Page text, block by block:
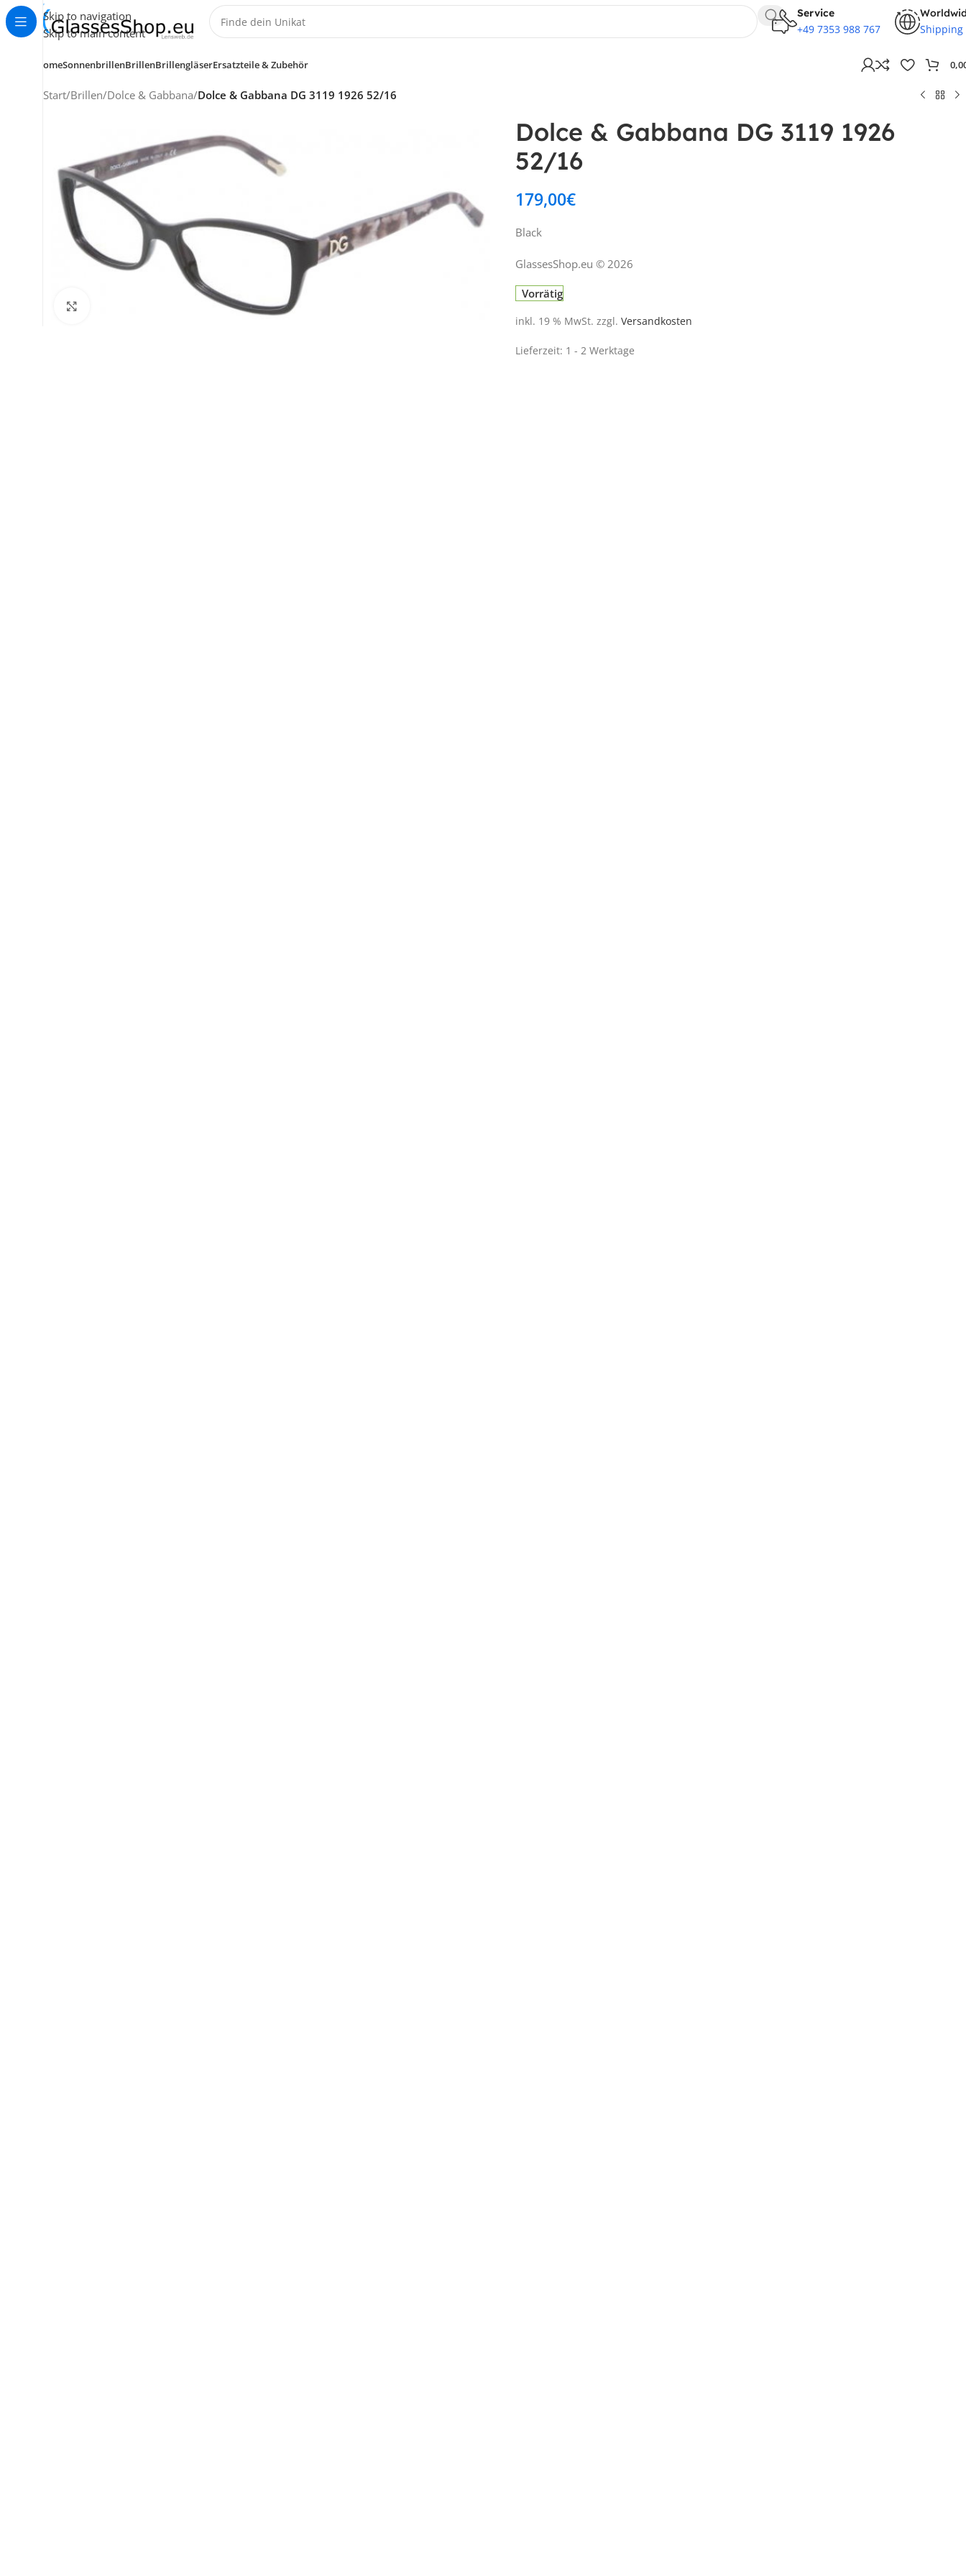
Skip to navigation
Skip to main content
KUNDENSERVICE
HELP CENTER
Kontakt-Formular
Service
+49 7353 988 767 Shipping
HomeSonnenbrillenBrillenBrillengläserErsatzteile & Zubehör
Start/Brillen/Dolce & Gabbana/Dolce & Gabbana DG 3119 1926 52/16
Dolce & Gabbana DG 3119 1926
52/16
179,00€
Black
GlassesShop.eu © 2026
Vorrätig
inkl. 19 % MwSt. zzgl. Versandkosten
Lieferzeit: 1 - 2 Werktage